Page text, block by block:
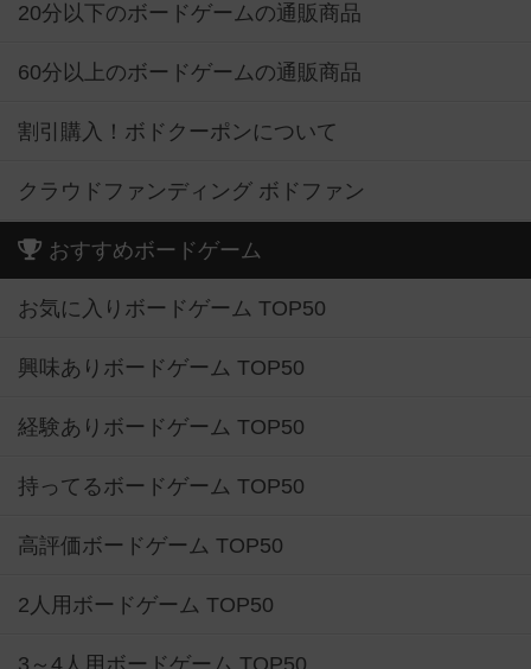
20分以下のボードゲームの通販商品
60分以上のボードゲームの通販商品
割引購入！ボドクーポンについて
クラウドファンディング ボドファン
おすすめボードゲーム
お気に入りボードゲーム TOP50
興味ありボードゲーム TOP50
経験ありボードゲーム TOP50
持ってるボードゲーム TOP50
高評価ボードゲーム TOP50
2人用ボードゲーム TOP50